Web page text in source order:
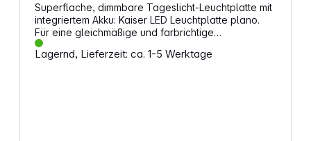
Superflache, dimmbare Tageslicht-Leuchtplatte mit
integriertem Akku: Kaiser LED Leuchtplatte plano.
Für eine gleichmäßige und farbrichtige
Ausleuchtung beim Betrachten, Sortieren und
Digitalisieren von Dias und anderen
Lagernd, Lieferzeit: ca. 1-5 Werktage